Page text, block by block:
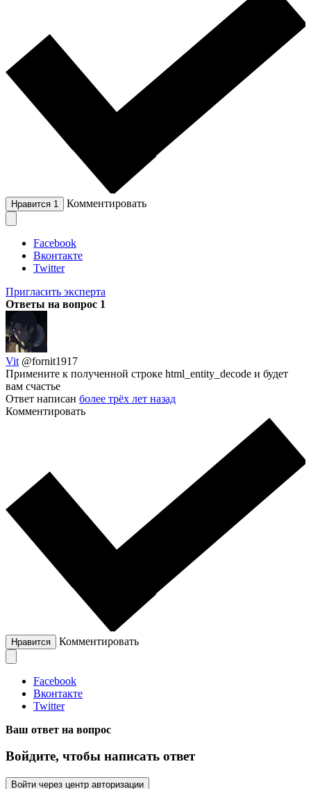
Нравится 1 Комментировать
Facebook
Вконтакте
Twitter
Пригласить эксперта
Ответы на вопрос 1
Vit @fornit1917
Примените к полученной строке html_entity_decode и будет
вам счастье
Ответ написан более трёх лет назад
Комментировать
Нравится Комментировать
Facebook
Вконтакте
Twitter
Ваш ответ на вопрос
Войдите, чтобы написать ответ
Войти через центр авторизации